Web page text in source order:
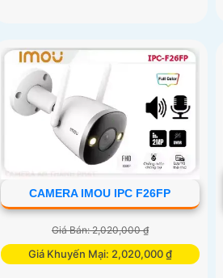
CAMERA IMOU IPC F26FP
Giá Bán: 2,020,000 ₫
Giá Khuyến Mại: 2,020,000 ₫